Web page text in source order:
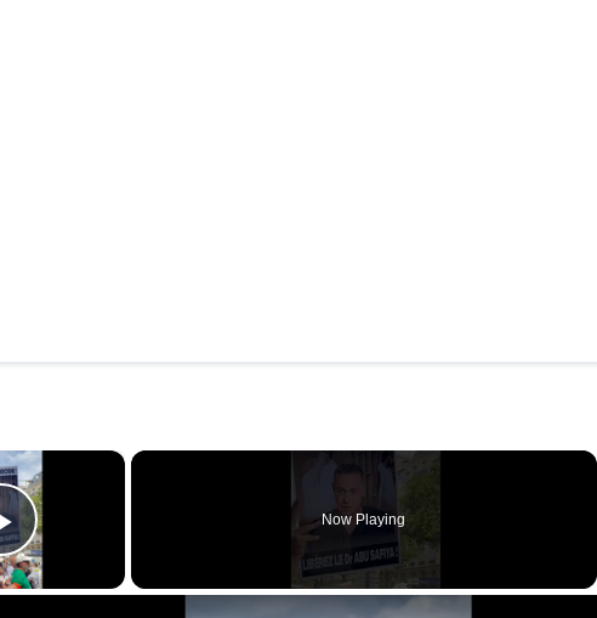
×
Play Video
Now Playing